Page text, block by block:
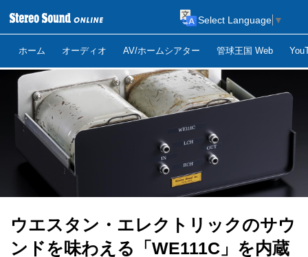
ホーム オーディオ AV/ホームシアター 管球王国 Web
Select Language ▼
ウエスタン・エレクトリックのサウ
ンドを味わえる「WE111C」を内蔵